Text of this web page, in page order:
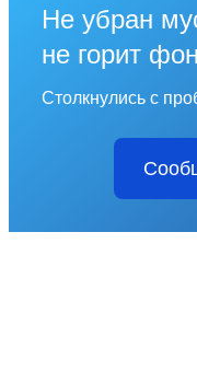
Не убран
не горит
Столкнулись с